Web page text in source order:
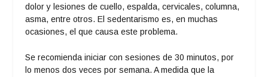
dolor y lesiones de cuello, espalda, cervicales, columna,
asma, entre otros. El sedentarismo es, en muchas
ocasiones, el que causa este problema.
Se recomienda iniciar con sesiones de 30 minutos, por
lo menos dos veces por semana. A medida que la